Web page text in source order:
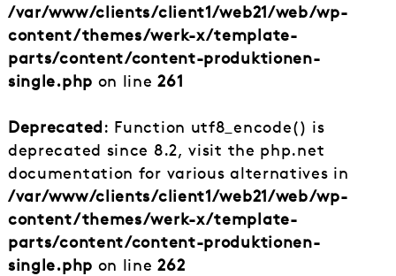
/var/www/clients/client1/web21/web/wp-
content/themes/werk-x/template-
parts/content/content-produktionen-
single.php on line261
Deprecated: Function utf8_encode() is
deprecated since 8.2, visit the php.net
documentation for various alternatives in
/var/www/clients/client1/web21/web/wp-
content/themes/werk-x/template-
parts/content/content-produktionen-
single.php on line262